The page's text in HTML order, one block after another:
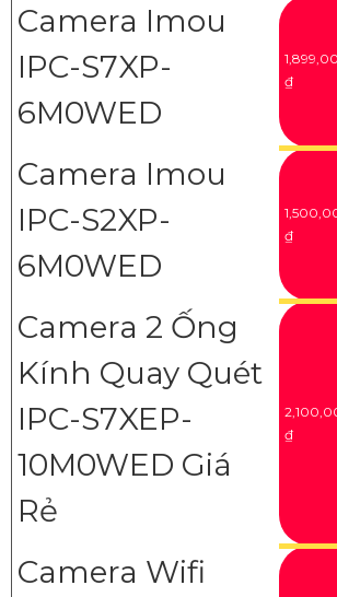
Camera Imou
IPC-S7XP-
6M0WED
₫
Camera Imou
IPC-S2XP-
6M0WED
₫
Camera 2 Ống
Kính Quay Quét
IPC-S7XEP-
10M0WED Giá
Rẻ
₫
Camera Wifi